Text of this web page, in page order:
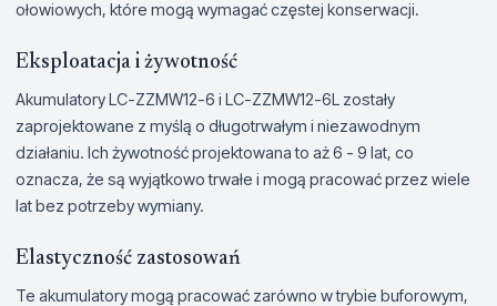
ołowiowych, które mogą wymagać częstej konserwacji.
Eksploatacja i żywotność
Akumulatory LC-ZZMW12-6 i LC-ZZMW12-6L zostały
zaprojektowane z myślą o długotrwałym i niezawodnym
działaniu. Ich żywotność projektowana to aż 6 - 9 lat, co
oznacza, że są wyjątkowo trwałe i mogą pracować przez wiele
lat bez potrzeby wymiany.
Elastyczność zastosowań
Te akumulatory mogą pracować zarówno w trybie buforowym,